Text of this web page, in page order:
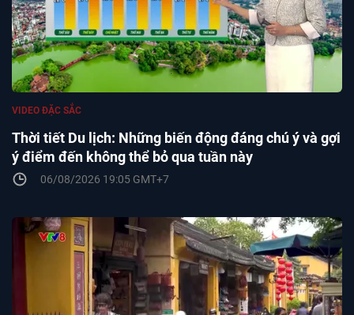
Thời tiết Du lịch: Những biến động đáng chú ý và gợi
ý điểm đến không thể bỏ qua tuần này
VIDEO ĐẶC SẮC
06/08/2026 19:05 GMT+7